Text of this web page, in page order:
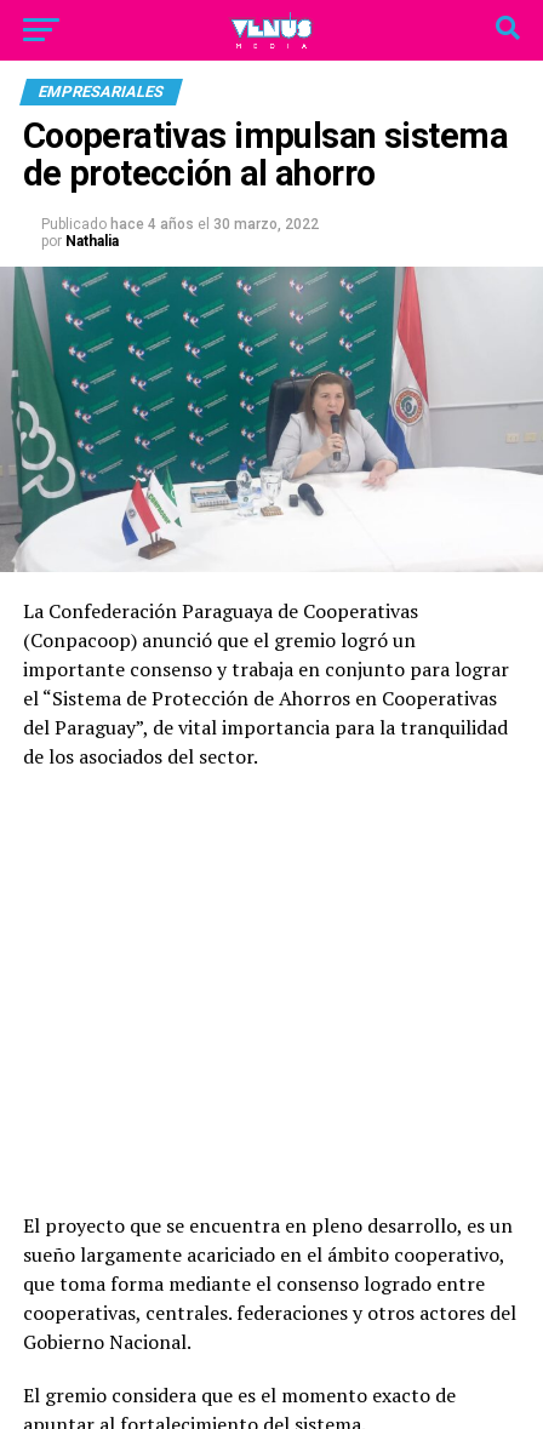
EMPRESARIALES
Cooperativas impulsan sistema
de protección al ahorro
Publicado hace 4 años el 30 marzo, 2022
por Nathalia
La Confederación Paraguaya de Cooperativas
(Conpacoop) anunció que el gremio logró un
importante consenso y trabaja en conjunto para lograr
el “Sistema de Protección de Ahorros en Cooperativas
del Paraguay”, de vital importancia para la tranquilidad
de los asociados del sector.
El proyecto que se encuentra en pleno desarrollo, es un
sueño largamente acariciado en el ámbito cooperativo,
que toma forma mediante el consenso logrado entre
cooperativas, centrales. federaciones y otros actores del
Gobierno Nacional.
El gremio considera que es el momento exacto de